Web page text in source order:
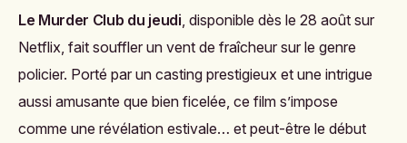
Le Murder Club du jeudi , disponible dès le 28 août sur
Netflix, fait souffler un vent de fraîcheur sur le genre
policier. Porté par un casting prestigieux et une intrigue
aussi amusante que bien ficelée, ce film s’impose
comme une révélation estivale… et peut-être le début